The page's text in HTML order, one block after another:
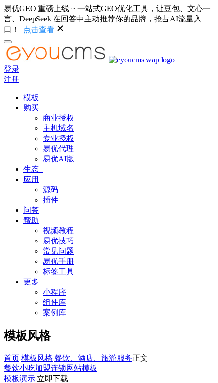
易优GEO 重磅上线 ~ 一站式GEO优化工具，让豆包、文心一
言、DeepSeek 在回答中主动推荐你的品牌，抢占AI流量入
口！
点击查看
登录
注册
模板
购买
商业授权
主机域名
专业授权
易优代理
易优AI版
生态+
应用
源码
插件
问答
帮助
视频教程
易优技巧
常见问题
易优手册
标签工具
更多
小程序
组件库
案例库
模板风格
首页 模板风格 餐饮、酒店、旅游服务正文
餐饮小吃加盟连锁网站模板
模板演示 立即下载